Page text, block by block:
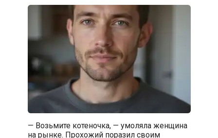
— Возьмите котеночка, — умоляла женщина
на рынке. Прохожий поразил своим